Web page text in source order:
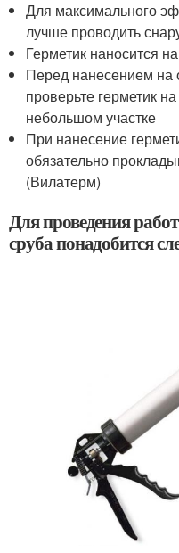
Для максимального
лучше проводить
Герметик наносится
Перед нанесением на
проверьте герметик
небольшом участке
При нанесение
обязательно
(Вилатерм)
Для проведения
сруба понадобится